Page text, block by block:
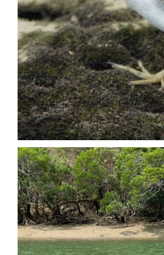
4月に入り、新人教育の為カヤックから落ちた際の救助の実技練習の風景です。 一人前の